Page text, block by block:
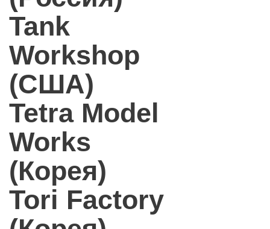
Tank
Workshop
(США)
Tetra Model
Works
(Корея)
Tori Factory